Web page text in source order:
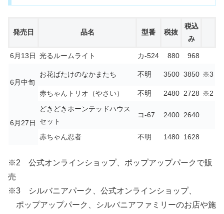
発売日 品名 型番 税抜
税込
み
6月13日 光るルームライト カ-524 880 968
6月中旬
お花ばたけのなかまたち 不明 3500 3850 ※3
赤ちゃんトリオ（やさい） 不明 2480 2728 ※2
6月27日
どきどきホーンテッドハウス
セット
コ-67 2400 2640
赤ちゃん忍者 不明 1480 1628
※2 公式オンラインショップ、ポップアップパークで販
売
※3 シルバニアパーク、公式オンラインショップ、
ポップアップパーク、シルバニアファミリーのお店や施